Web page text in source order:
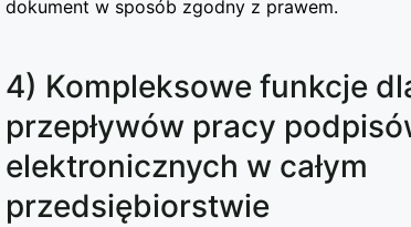
dokument w sposób zgodny z prawem.
4) Kompleksowe funkcje
przepływów pracy
elektronicznych w całym
przedsiębiorstwie